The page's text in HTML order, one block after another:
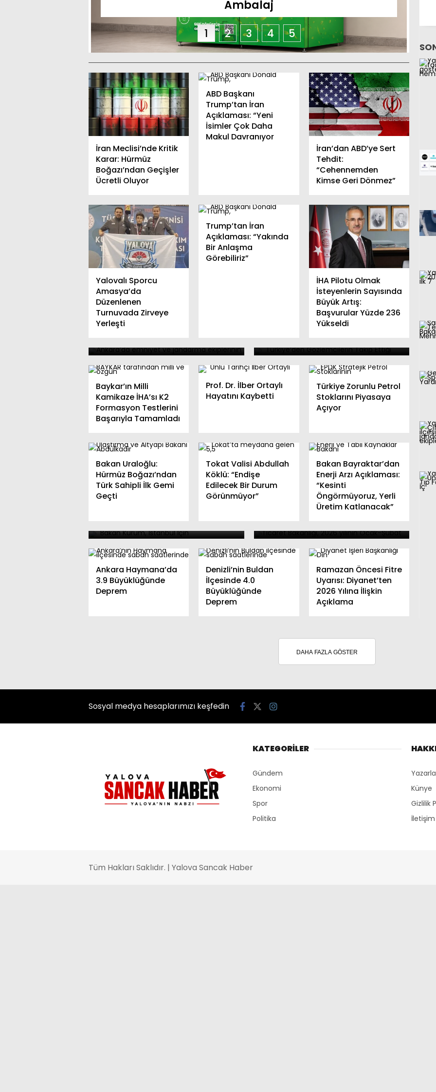
Ambalaj
1 2 3 4 5
İran Meclisi’nde Kritik
Karar: Hürmüz
Boğazı’ndan Geçişler
Ücretli Oluyor
ABD Başkanı
Trump’tan İran
Açıklaması: “Yeni
İsimler Çok Daha
Makul Davranıyor
İran’dan ABD’ye Sert
Tehdit:
“Cehennemden
Kimse Geri Dönmez”
Yalovalı Sporcu
Amasya’da
Düzenlenen
Turnuvada Zirveye
Yerleşti
Trump’tan İran
Açıklaması: “Yakında
Bir Anlaşma
Görebiliriz”
İHA Pilotu Olmak
İsteyenlerin Sayısında
Büyük Artış:
Başvurular Yüzde 236
Yükseldi
Ankara’da Dev Operasyon:
103 Firari Şüpheli
Dışişleri Bakanlığı
Kazakistan’daki Anayasa
Referandumundan
Baykar’ın Milli
Kamikaze İHA’sı K2
Formasyon Testlerini
Başarıyla Tamamladı
Prof. Dr. İlber Ortaylı
Hayatını Kaybetti
Türkiye Zorunlu Petrol
Stoklarını Piyasaya
Açıyor
Bakan Uraloğlu:
Hürmüz Boğazı’ndan
Türk Sahipli İlk Gemi
Geçti
Tokat Valisi Abdullah
Köklü: “Endişe
Edilecek Bir Durum
Görünmüyor”
Bakan Bayraktar’dan
Enerji Arzı Açıklaması:
“Kesinti
Öngörmüyoruz, Yerli
Üretim Katlanacak”
Ticaret Bakanlığı 2026 Yılı
İlk İki Aylık İhracat
Verilerini Açıkladı: 10 İl 1
Ankara Haymana’da
3.9 Büyüklüğünde
Deprem
Denizli’nin Buldan
İlçesinde 4.0
Büyüklüğünde
Deprem
Ramazan Öncesi Fitre
Uyarısı: Diyanet’ten
2026 Yılına İlişkin
Açıklama
DAHA FAZLA GÖSTER
Sosyal medya hesaplarımızı keşfedin
KATEGORİLER
Gündem
Ekonomi
Spor
Politika
Künye
Gizlilik
İletişim
Tüm Hakları Saklıdır. | Yalova Sancak Haber